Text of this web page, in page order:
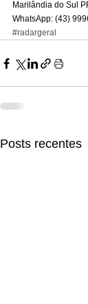
Marilândia do Sul
WhatsApp: (43)
#radargeral
Posts recentes